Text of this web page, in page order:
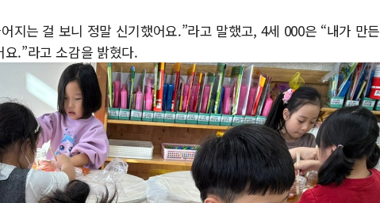
지는 걸 보니 정말 신기했어요.”라고 말했고, 4세 000은 “내가 만든
.”라고 소감을 밝혔다.